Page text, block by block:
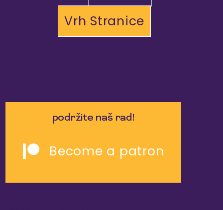
Vrh Stranice
podržite naš rad!
Become a patron